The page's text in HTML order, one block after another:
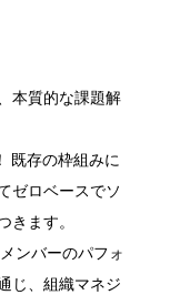
本質的な課題解
既存の枠組みに
ゼロベースでソ
きます。
ンバーのパフォ
じ、組織マネジ